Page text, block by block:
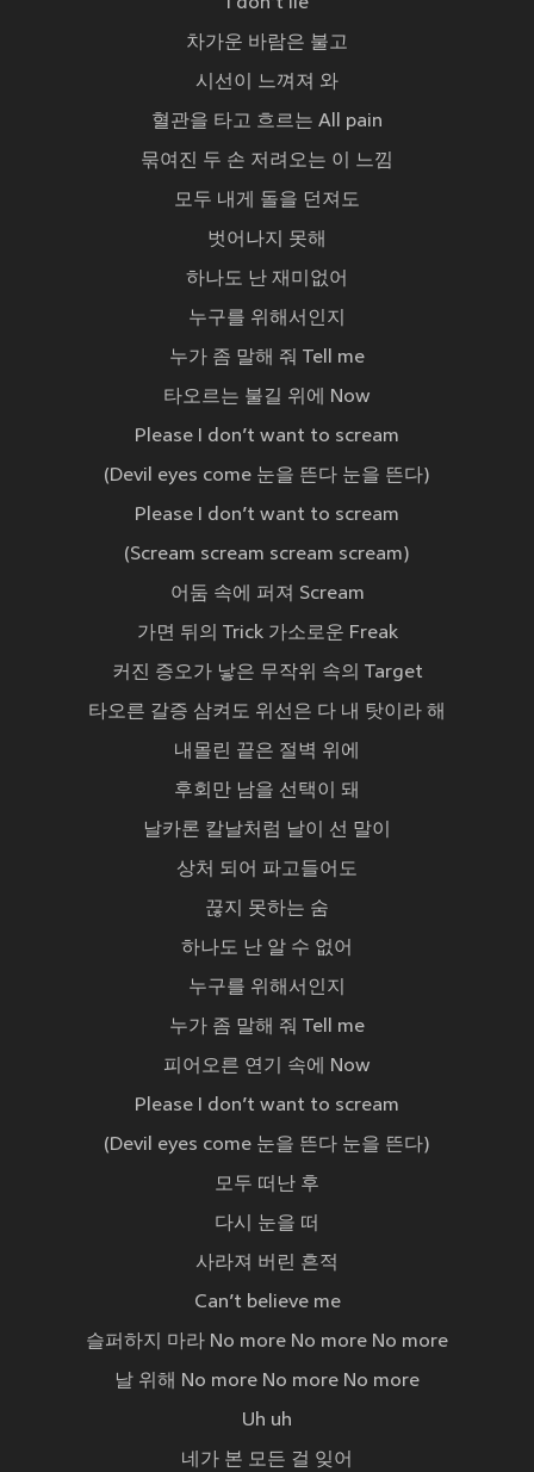
차가운 바람은 불고
시선이 느껴져 와
혈관을 타고 흐르는 All pain
묶여진 두 손 저려오는 이 느낌
모두 내게 돌을 던져도
벗어나지 못해
하나도 난 재미없어
누구를 위해서인지
누가 좀 말해 줘 Tell me
타오르는 불길 위에 Now
Please I don’t want to scream
(Devil eyes come 눈을 뜬다 눈을 뜬다)
Please I don’t want to scream
(Scream scream scream scream)
어둠 속에 퍼져 Scream
가면 뒤의 Trick 가소로운 Freak
커진 증오가 낳은 무작위 속의 Target
타오른 갈증 삼켜도 위선은 다 내 탓이라 해
내몰린 끝은 절벽 위에
후회만 남을 선택이 돼
날카론 칼날처럼 날이 선 말이
상처 되어 파고들어도
끊지 못하는 숨
하나도 난 알 수 없어
누구를 위해서인지
누가 좀 말해 줘 Tell me
피어오른 연기 속에 Now
Please I don’t want to scream
(Devil eyes come 눈을 뜬다 눈을 뜬다)
모두 떠난 후
다시 눈을 떠
사라져 버린 흔적
Can’t believe me
슬퍼하지 마라 No more No more No more
날 위해 No more No more No more
Uh uh
네가 본 모든 걸 잊어